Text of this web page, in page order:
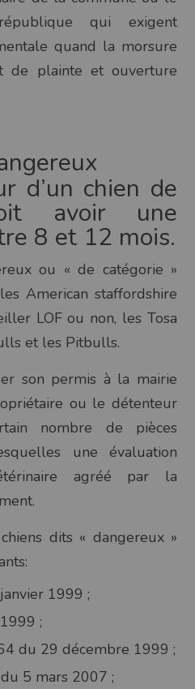
qui exigent
quand la morsure
de plainte et ouverture
d’un chien de
avoir une
8 et 12 mois.
ou « de catégorie »
American staffordshire
LOF ou non, les Tosa
et les Pitbulls.
son permis à la mairie
ou le détenteur
nombre de pièces
une évaluation
agréé par la
dits « dangereux »
1999 ;
;
du 29 décembre 1999 ;
5 mars 2007 ;